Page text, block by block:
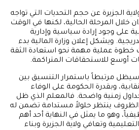
الجزيرة عن حجم التحديات التي تواجه
خلال المرحلة الحالية، لكنها في الوقت
على وجود إرادة سياسية وإدارية
ويشكل إعلان وزارة المالية بدء
خطوة عملية مهمة نحو استعادة الثقة
أوسع للاستحقاقات المتراكمة.
مرتبطاً باستمرار التنسيق بين
وبقدرة الحكومة على الوفاء
جداول زمنية واضحة. فالمعلم الذي ظل
ينتظر حلولاً مستدامة تضمن له
وهو ما يمثل في النهاية أحد أهم
وتعافي ولاية الجزيرة وبناء